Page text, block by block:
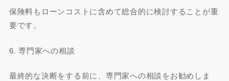
保険料もローンコストに含めて総合的に検討することが重
要です。
6. 専門家への相談
最終的な決断をする前に、専門家への相談をお勧めしま